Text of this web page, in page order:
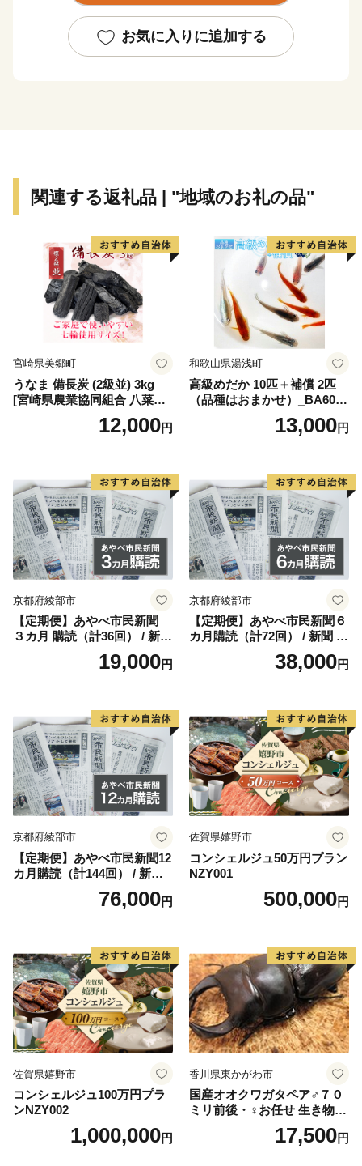
蘭市のいたるところで皆様をお迎えします。時には絵の
中を飛び出して、職員と一緒にまちに繰り出すことも。
かもしれません。
ました。また同年６月２２日には「宮古・室蘭フェリー
航路」が開通、１２月には生涯学習センター「きらん」
を開設し、職員一同、よりよいまちづくりに邁進してい
るところです。
魅力でいっぱいの室蘭市をもっとよくしていくため
に。みなさまからの応援を、心よりお待ちしておりま
す。
お気に入りに追加する
関連する返礼品 | "地域のお礼の品"
宮崎県美郷町
うなま 備長炭 (2級並) 3kg
[宮崎県農業協同組合 八菜館
ひゅうが店 宮崎県 美郷町 31
ap0012] BBQ 七輪 焼肉 高火
ュー 宮崎県 産 送料無料
12,000円
和歌山県湯浅町
高級めだか 10匹＋補償 2匹
（品種はおまかせ）_BA6001
13,000円
京都府綾部市
【定期便】あやべ市民新聞
３カ月 購読（計36回） / 新聞
情報誌 定期購読 綾部市 / 株
式会社あやべ市民新聞社［B
19,000円
京都府綾部市
【定期便】あやべ市民新聞６
カ月購読（計72回） / 新聞 情
報誌 定期購読 綾部市 / 株式
会社あやべ市民新聞社［BSC
38,000円
京都府綾部市
【定期便】あやべ市民新聞12
カ月購読（計144回） / 新聞
情報誌 定期購読 綾部市 / 株
式会社あやべ市民新聞社［B
76,000円
佐賀県嬉野市
コンシェルジュ50万円プラン
NZY001
500,000円
佐賀県嬉野市
コンシェルジュ100万円プラ
ンNZY002
1,000,000円
香川県東かがわ市
国産オオクワガタペア♂７０
ミリ前後・♀お任せ 生き物生
17,500円